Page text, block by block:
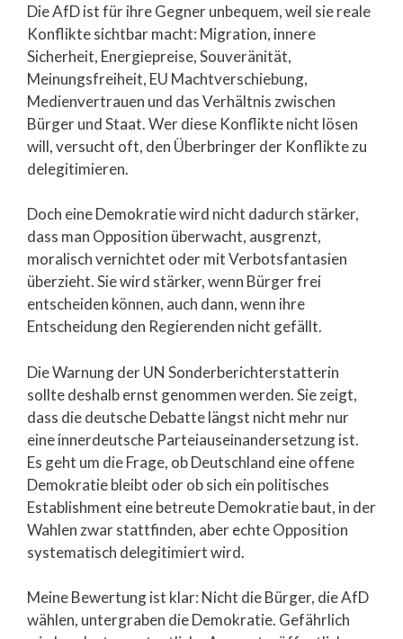
Die AfD ist für ihre Gegner unbequem, weil sie reale
Konflikte sichtbar macht: Migration, innere
Sicherheit, Energiepreise, Souveränität,
Meinungsfreiheit, EU Machtverschiebung,
Medienvertrauen und das Verhältnis zwischen
Bürger und Staat. Wer diese Konflikte nicht lösen
will, versucht oft, den Überbringer der Konflikte zu
delegitimieren.
Doch eine Demokratie wird nicht dadurch stärker,
dass man Opposition überwacht, ausgrenzt,
moralisch vernichtet oder mit Verbotsfantasien
überzieht. Sie wird stärker, wenn Bürger frei
entscheiden können, auch dann, wenn ihre
Entscheidung den Regierenden nicht gefällt.
Die Warnung der UN Sonderberichterstatterin
sollte deshalb ernst genommen werden. Sie zeigt,
dass die deutsche Debatte längst nicht mehr nur
eine innerdeutsche Parteiauseinandersetzung ist.
Es geht um die Frage, ob Deutschland eine offene
Demokratie bleibt oder ob sich ein politisches
Establishment eine betreute Demokratie baut, in der
Wahlen zwar stattfinden, aber echte Opposition
systematisch delegitimiert wird.
Meine Bewertung ist klar: Nicht die Bürger, die AfD
wählen, untergraben die Demokratie. Gefährlich